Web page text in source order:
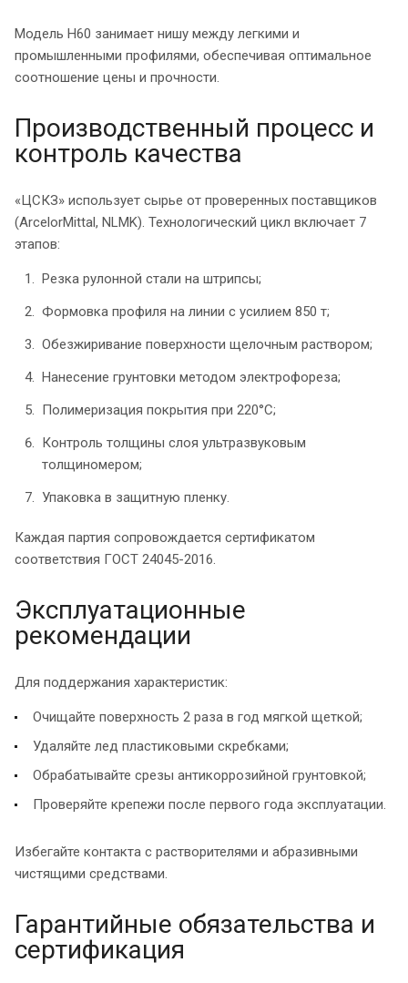
Модель Н60 занимает нишу между легкими и
промышленными профилями, обеспечивая оптимальное
соотношение цены и прочности.
Производственный процесс и
контроль качества
«ЦСКЗ» использует сырье от проверенных поставщиков
(ArcelorMittal, NLMK). Технологический цикл включает 7
этапов:
Резка рулонной стали на штрипсы;
Формовка профиля на линии с усилием 850 т;
Обезжиривание поверхности щелочным раствором;
Нанесение грунтовки методом электрофореза;
Полимеризация покрытия при 220°C;
Контроль толщины слоя ультразвуковым
толщиномером;
Упаковка в защитную пленку.
Каждая партия сопровождается сертификатом
соответствия ГОСТ 24045-2016.
Эксплуатационные
рекомендации
Для поддержания характеристик:
Очищайте поверхность 2 раза в год мягкой щеткой;
Удаляйте лед пластиковыми скребками;
Обрабатывайте срезы антикоррозийной грунтовкой;
Проверяйте крепежи после первого года эксплуатации.
Избегайте контакта с растворителями и абразивными
чистящими средствами.
Гарантийные обязательства и
сертификация